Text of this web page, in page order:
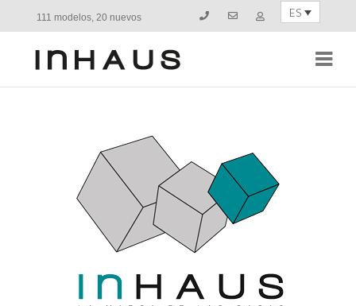
111 modelos, 20 nuevos ES